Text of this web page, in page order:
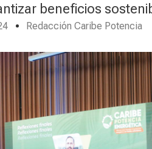
beneficios
Redacción Caribe Potencia